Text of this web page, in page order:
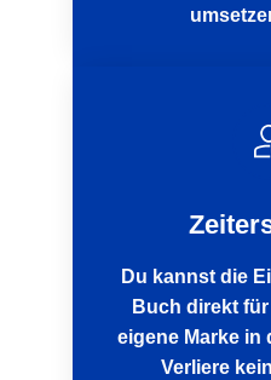
Du kannst die
Buch direkt
eigene Marke in
Verliere